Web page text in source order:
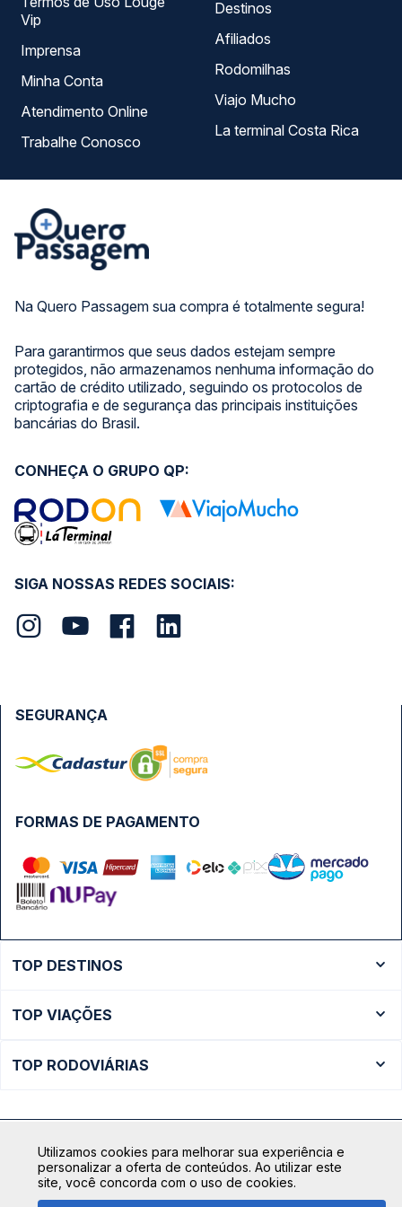
Na Quero Passagem sua compra é totalmente segura!
Para garantirmos que seus dados estejam sempre
protegidos, não armazenamos nenhuma informação do
cartão de crédito utilizado, seguindo os protocolos de
criptografia e de segurança das principais instituições
bancárias do Brasil.
Vip
Imprensa
Minha Conta
Atendimento Online
Trabalhe Conosco
Destinos
Afiliados
Rodomilhas
Viajo Mucho
La terminal Costa Rica
SIGA NOSSAS REDES SOCIAIS:
CONHEÇA O GRUPO QP:
FORMAS DE PAGAMENTO
SEGURANÇA
TOP DESTINOS
Ônibus São Paulo
Ônibus Brasília
TOP VIAÇÕES
Passagens Pássaro Marron
+ Viações
TOP RODOVIÁRIAS
Rodoviária Belo Horizonte - Gov. Israel Pinheiro (Tergip)
Rodoviária Curitiba
Calçada das Margaridas, 163 - Sala 02 - Condomínio Centro
Comercial Alphaville, Barueri - SP | CEP: 06453-038
CNPJ: 18.087.991/0001-57 | saconibus@queropassagem.com.br
Utilizamos cookies para melhorar sua experiência e
personalizar a oferta de conteúdos. Ao utilizar este
site, você concorda com o uso de cookies.